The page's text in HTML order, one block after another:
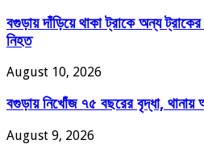
বগুড়ায় দাঁড়িয়ে থাকা ট্রাকে অন্য
নিহত
August 10, 2026
বগুড়ায় নিখোঁজ ৭৫ বছরের বৃদ্ধা, থানায়
August 9, 2026